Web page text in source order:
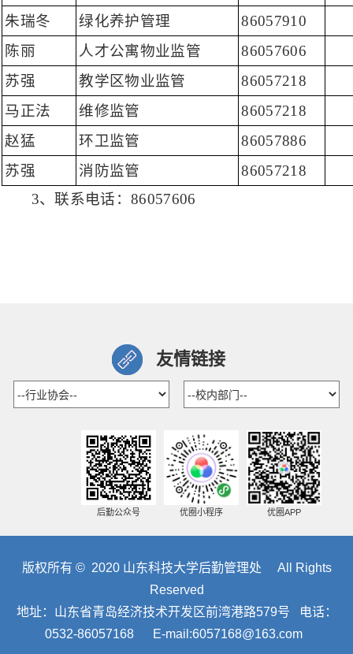
朱瑞冬
绿化养护管理
86057910
陈丽
人才公寓物业监管
86057606
苏强
教学区物业监管
86057218
马正法
维修监管
86057218
赵猛
环卫监管
86057886
苏强
消防监管
86057218
3、联系电话：86057606
友情链接
优圈APP
优圈小程序
后勤公众号
版权所有 © 2020 山东科技大学后勤管理处 All Rights
Reserved
地址：山东省青岛经济技术开发区前湾港路579号 电话：
0532-86057168 E-mail:6057168@163.com